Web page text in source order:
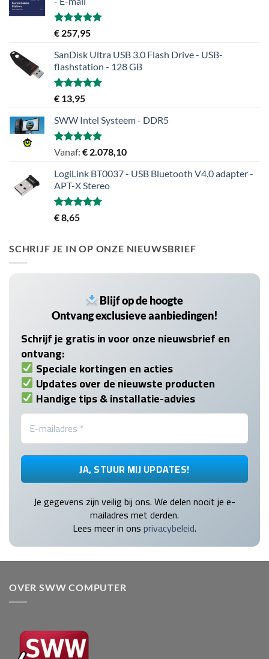
Gewaardeerd
uit 5
€ 257,95
SanDisk Ultra USB 3.0 Flash Drive - USB-
flashstation - 128 GB
Gewaardeerd
uit 5
€ 13,95
SWW Intel Systeem - DDR5
Gewaardeerd
Vanaf: € 2.078,10
LogiLink BT0037 - USB Bluetooth V4.0 adapter -
APT-X Stereo
Gewaardeerd
5.00
€8,65
SCHRIJF JE IN OP ONZE NIEUWSBRIEF
Blijf op de hoogte
Ontvang exclusieve aanbiedingen!
Schrijf je gratis in voor onze nieuwsbrief en
ontvang:
Speciale kortingen en acties
Updates over de nieuwste producten
Handige tips & installatie-advies
Je gegevens zijn veilig bij ons. We delen nooit je e-
mailadres met derden.
Lees meer in onsprivacybeleid.
OVER SWW COMPUTER